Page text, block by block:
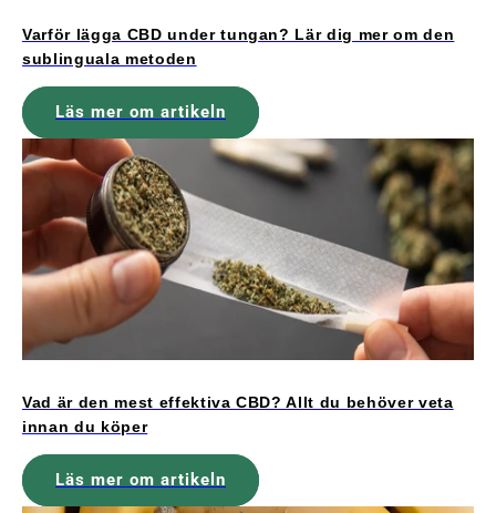
Varför lägga CBD under tungan? Lär dig mer om den
sublinguala metoden
Läs mer om artikeln
Vad är den mest effektiva CBD? Allt du behöver veta
innan du köper
Läs mer om artikeln